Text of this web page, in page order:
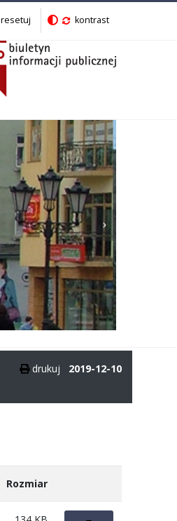
resetuj kontrast
Następny
drukuj 2019-12-10
Rozmiar